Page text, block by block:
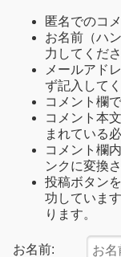
匿名でのコ
お名前（ハ
力してくださ
メールアド
ず記入してく
コメント欄
コメント本
まれている
コメント欄
ンクに変換
投稿ボタン
功していま
ります。
お名前: